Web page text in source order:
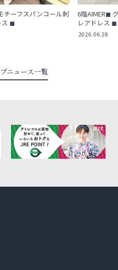
チーフスパンコール刺
ス ◼︎
6階AIMER◼︎
レアドレス ◼︎
2026.06.28
ニュース一覧